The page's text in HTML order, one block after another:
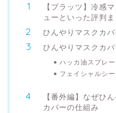
【プラッツ】冷感
ューといった評判
ひんやりマスクカ
ひんやりマスクカ
ハッカ油スプレー
フェイシャルシー
【番外編】なぜひ
カバーの仕組み